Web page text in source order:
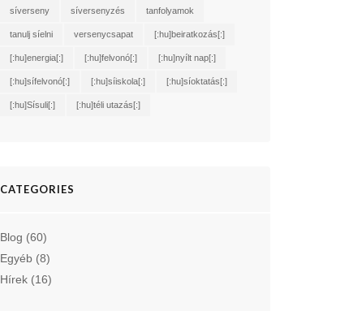
síverseny síversenyzés tanfolyamok
tanulj síelni versenycsapat [:hu]beiratkozás[:]
[:hu]energia[:] [:hu]felvonó[:] [:hu]nyílt nap[:]
[:hu]sífelvonó[:] [:hu]síiskola[:] [:hu]síoktatás[:]
[:hu]Sísuli[:] [:hu]téli utazás[:]
CATEGORIES
Blog (60)
Egyéb(8)
Hírek(16)